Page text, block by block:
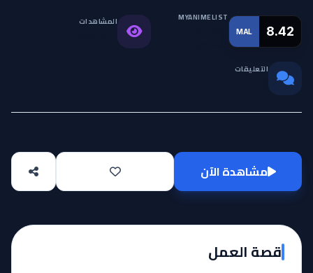
MAL 8.42
MYANIMELIST المشاهدات
التعليقات
مشاهدة الآن
قصة العمل